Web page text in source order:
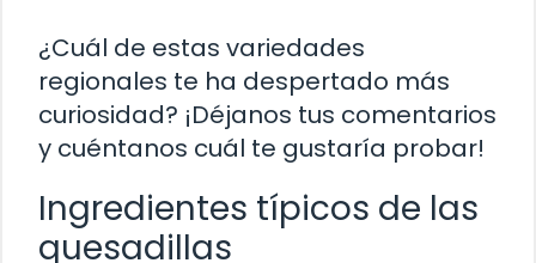
¿Cuál de estas variedades
regionales te ha despertado más
curiosidad? ¡Déjanos tus comentarios
y cuéntanos cuál te gustaría probar!
Ingredientes típicos de las
quesadillas